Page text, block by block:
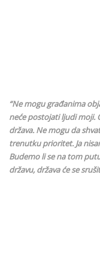
“Ne mogu građanima
neće postojati ljudi moji.
država. Ne mogu da
trenutku prioritet. Ja
Budemo li se na tom
državu, država će se